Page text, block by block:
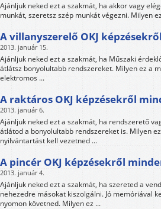
Ajánljuk neked ezt a szakmát, ha akkor vagy
munkát, szeretsz szép munkát végezni. Milyen
A villanyszerelő OKJ
2013. január 15.
Ajánljuk neked ezt a szakmát, ha Műszaki
átlátsz bonyolultabb rendszereket. Milyen ez a
elektromos ...
A raktáros OKJ képzésekről
2013. január 6.
Ajánljuk neked ezt a szakmát, ha rendszerető
átlátod a bonyolultabb rendszereket is. Milyen
nyilvántartást kell vezetned ...
A pincér OKJ képzésekről
2013. január 4.
Ajánljuk neked ezt a szakmát, ha szereted a
nehezedre másokat kiszolgálni. Jó memóriával
nyomon követned. Milyen ez ...